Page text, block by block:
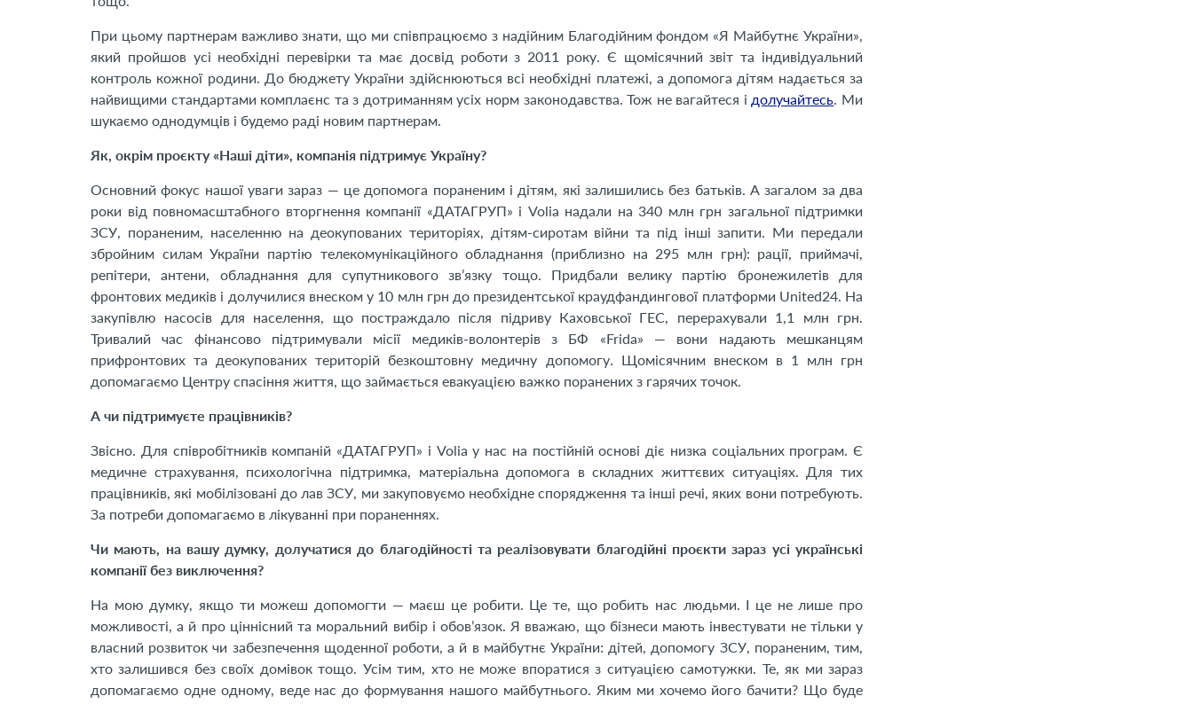
При цьому партнерам важливо знати, що ми співпрацюємо з надійним Благодійним фондом «Я Майбутнє України»,
який пройшов усі необхідні перевірки та має досвід роботи з 2011 року. Є щомісячний звіт та індивідуальний
контроль кожної родини. До бюджету України здійснюються всі необхідні платежі, а допомога дітям надається за
найвищими стандартами комплаєнс та з дотриманням усіх норм законодавства. Тож не вагайтеся і долучайтесь . Ми
шукаємо однодумців і будемо раді новим партнерам.
Як, окрім проєкту «Наші діти», компанія підтримує Україну?
Основний фокус нашої уваги зараз — це допомога пораненим і дітям, які залишились без батьків. А загалом за два
роки від повномасштабного вторгнення компанії «ДАТАГРУП» і Volia надали на 340 млн грн загальної підтримки
ЗСУ, пораненим, населенню на деокупованих територіях, дітям-сиротам війни та під інші запити. Ми передали
збройним силам України партію телекомунікаційного обладнання (приблизно на 295 млн грн): рації, приймачі,
репітери, антени, обладнання для супутникового зв’язку тощо. Придбали велику партію бронежилетів для
фронтових медиків і долучилися внеском у 10 млн грн до президентської краудфандингової платформи United24. На
закупівлю насосів для населення, що постраждало після підриву Каховської ГЕС, перерахували 1,1 млн грн.
Тривалий час фінансово підтримували місії медиків-волонтерів з БФ «Frida» — вони надають мешканцям
прифронтових та деокупованих територій безкоштовну медичну допомогу. Щомісячним внеском в 1 млн грн
допомагаємо Центру спасіння життя, що займається евакуацією важко поранених з гарячих точок.
А чи підтримуєте працівників?
Звісно. Для співробітників компаній «ДАТАГРУП» і Volia у нас на постійній основі діє низка соціальних програм. Є
медичне страхування, психологічна підтримка, матеріальна допомога в складних життєвих ситуаціях. Для тих
працівників, які мобілізовані до лав ЗСУ, ми закуповуємо необхідне спорядження та інші речі, яких вони потребують.
За потреби допомагаємо в лікуванні при пораненнях.
Чи мають, на вашу думку, долучатися до благодійності та реалізовувати благодійні проєкти зараз усі українські
компанії без виключення?
На мою думку, якщо ти можеш допомогти — маєш це робити. Це те, що робить нас людьми. І це не лише про
можливості, а й про ціннісний та моральний вибір і обов’язок. Я вважаю, що бізнеси мають інвестувати не тільки у
власний розвиток чи забезпечення щоденної роботи, а й в майбутнє України: дітей, допомогу ЗСУ, пораненим, тим,
хто залишився без своїх домівок тощо. Усім тим, хто не може впоратися з ситуацією самотужки. Те, як ми зараз
допомагаємо одне одному, веде нас до формування нашого майбутнього. Яким ми хочемо його бачити? Що буде